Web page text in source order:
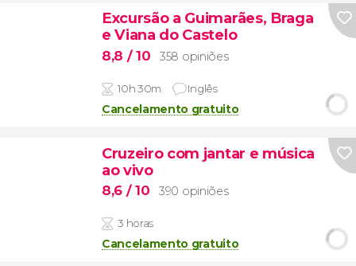
Excursão a Guimarães, Braga
e Viana do Castelo
8,8 / 10 358 opiniões
10h 30m Inglês
Cancelamento gratuito
Cruzeiro com jantar e música
ao vivo
8,6 / 10 390 opiniões
3 horas
Cancelamento gratuito